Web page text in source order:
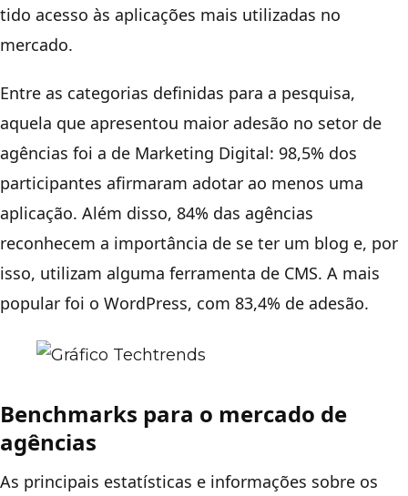
tido acesso às aplicações mais utilizadas no
mercado.
Entre as categorias definidas para a pesquisa,
aquela que apresentou maior adesão no setor de
agências foi a de Marketing Digital: 98,5% dos
participantes afirmaram adotar ao menos uma
aplicação. Além disso, 84% das agências
reconhecem a importância de se ter um blog e, por
isso, utilizam alguma ferramenta de CMS. A mais
popular foi o WordPress, com 83,4% de adesão.
Benchmarks para o mercado de
agências
As principais estatísticas e informações sobre os